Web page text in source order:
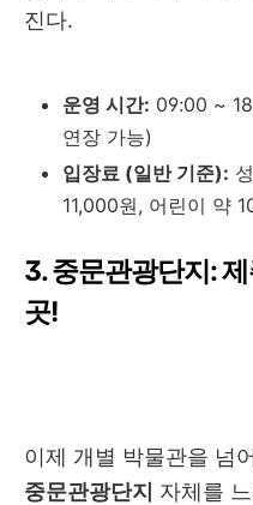
진다.
운영 시간: 09:00 ~
연장 가능)
입장료 (일반 기준):
11,000원, 어린이 약
3. 중문관광단지:
곳!
이제 개별 박물관을 넘
중문관광단지 자체를